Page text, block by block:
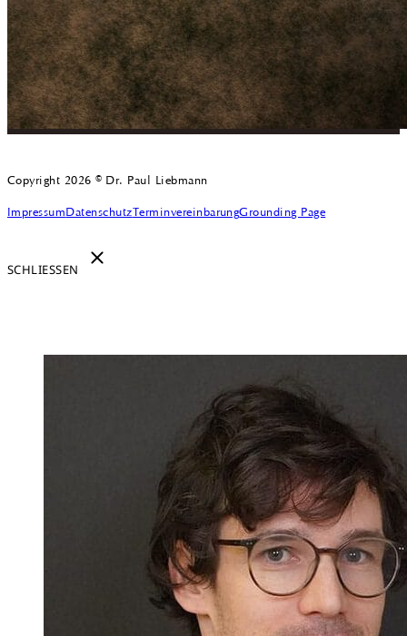
Copyright 2026 © Dr. Paul Liebmann
ImpressumDatenschutzTerminvereinbarungGrounding Page
SCHLIESSEN